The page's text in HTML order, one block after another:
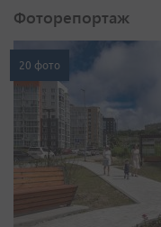
Фоторепортаж
20 фото